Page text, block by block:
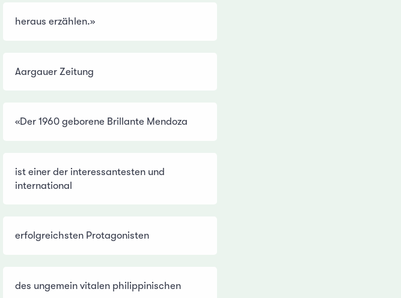
heraus erzählen.»
Aargauer Zeitung
«Der 1960 geborene Brillante Mendoza
ist einer der interessantesten und
international
erfolgreichsten Protagonisten
des ungemein vitalen philippinischen